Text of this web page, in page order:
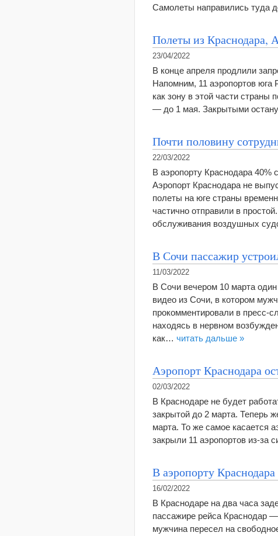
Самолеты направились туда
Полеты из Краснодара,
23/04/2022
В конце апреля продлили
Напомним, 11 аэропортов юга
как зону в этой части страны
— до 1 мая. Закрытыми
Почти половину
22/03/2022
В аэропорту Краснодара 40%
Аэропорт Краснодара не
полеты на юге страны
частично отправили в
обслуживания воздушных
В Сочи пассажир
11/03/2022
В Сочи вечером 10 марта
видео из Сочи, в котором
прокомментировали в пресс-
находясь в нервном
как… читать дальше »
Аэропорт Краснодара
02/03/2022
В Краснодаре не будет
закрытой до 2 марта. Теперь
марта. То же самое касается
закрыли 11 аэропортов из-за
В аэропорту
16/02/2022
В Краснодаре на два часа
пассажире рейса Краснодар
мужчина пересел на